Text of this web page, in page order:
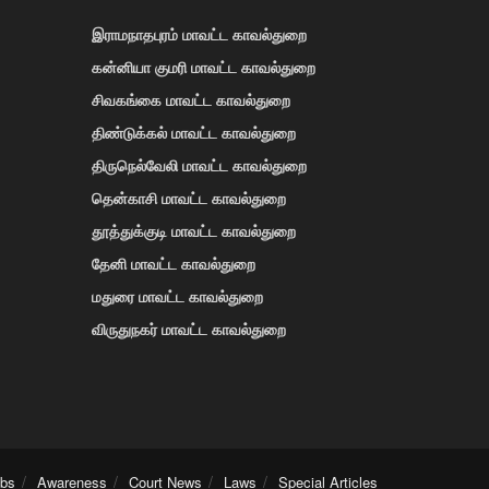
இராமநாதபுரம் மாவட்ட காவல்துறை
கன்னியா குமரி மாவட்ட காவல்துறை
சிவகங்கை மாவட்ட காவல்துறை
திண்டுக்கல் மாவட்ட காவல்துறை
திருநெல்வேலி மாவட்ட காவல்துறை
தென்காசி மாவட்ட காவல்துறை
தூத்துக்குடி மாவட்ட காவல்துறை
தேனி மாவட்ட காவல்துறை
மதுரை மாவட்ட காவல்துறை
விருதுநகர் மாவட்ட காவல்துறை
Awareness Court News Laws Special Articles